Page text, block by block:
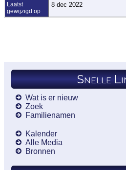
Laatst
gewijzigd op
8 dec 2022
Snelle
Wat is er nieuw
Zoek
Familienamen
Kalender
Alle Media
Bronnen